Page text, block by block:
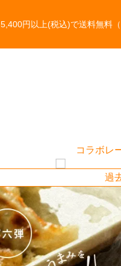
5,400円以上(税込)で送料無料
コラボレ
過